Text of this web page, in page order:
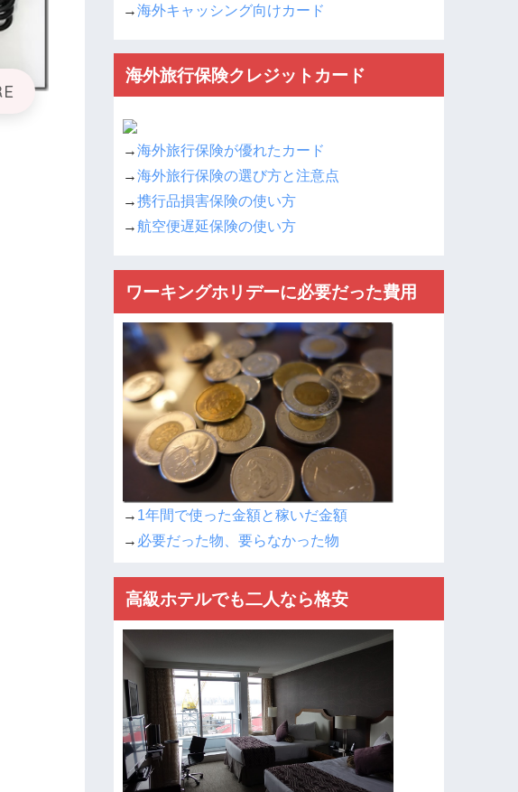
→海外キャッシング向けカード
海外旅行保険クレジットカード
→海外旅行保険が優れたカード
→海外旅行保険の選び方と注意点
→携行品損害保険の使い方
→航空便遅延保険の使い方
ワーキングホリデーに必要だった費用
→ 1年間で使った金額と稼いだ金額
→ 必要だった物、要らなかった物
高級ホテルでも二人なら格安